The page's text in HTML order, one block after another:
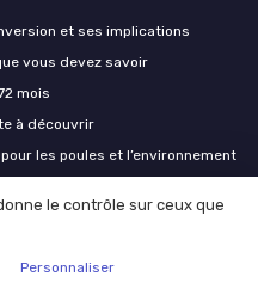
et ses implications
vous devez savoir
mois
à découvrir
les poules et l’environnement
écologiques dans la
le contrôle sur ceux que
Personnaliser